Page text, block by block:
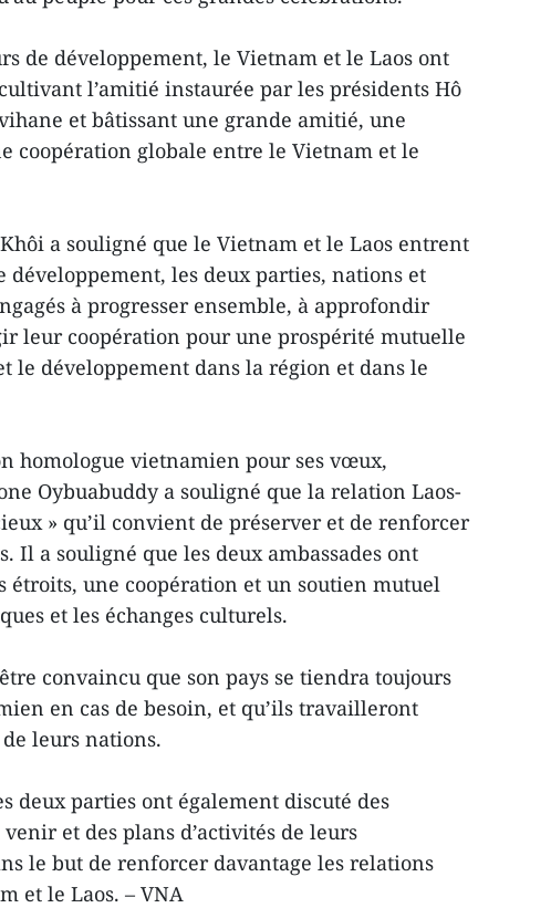
de développement, le Vietnam et le Laos ont
l’amitié instaurée par les présidents Hô
et bâtissant une grande amitié, une
coopération globale entre le Vietnam et le
a souligné que le Vietnam et le Laos entrent
développement, les deux parties, nations et
à progresser ensemble, à approfondir
leur coopération pour une prospérité mutuelle
le développement dans la région et dans le
homologue vietnamien pour ses vœux,
Oybuabuddy a souligné que la relation Laos-
» qu’il convient de préserver et de renforcer
Il a souligné que les deux ambassades ont
étroits, une coopération et un soutien mutuel
et les échanges culturels.
convaincu que son pays se tiendra toujours
en cas de besoin, et qu’ils travailleront
leurs nations.
deux parties ont également discuté des
et des plans d’activités de leurs
le but de renforcer davantage les relations
et le Laos. – VNA